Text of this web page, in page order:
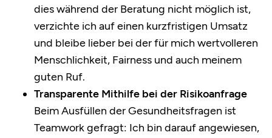
dies während der Beratung nicht möglich ist,
verzichte ich auf einen kurzfristigen Umsatz
und bleibe lieber bei der für mich wertvolleren
Menschlichkeit, Fairness und auch meinem
guten Ruf.
Transparente Mithilfe bei der Risikoanfrage
Beim Ausfüllen der Gesundheitsfragen ist
Teamwork gefragt: Ich bin darauf angewiesen,